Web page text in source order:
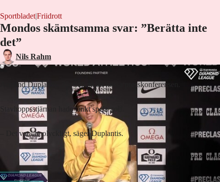
Sportbladet|Friidrott
Mondos skämtsamma svar: ”Berätta inte
det”
Nils Rahm
Armand Duplantis, 25, höll på att missa presskonferensen.
Stavhoppsstjärnan hade tänkt spela golf.
– Det var lite olyckligt, säger Duplantis.